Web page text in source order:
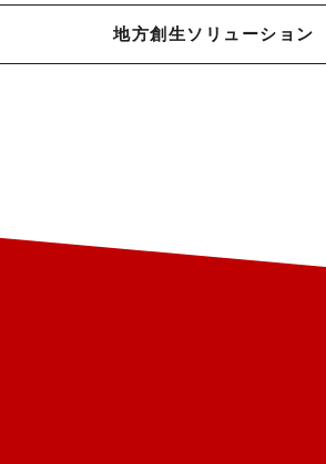
地方創生ソリューション